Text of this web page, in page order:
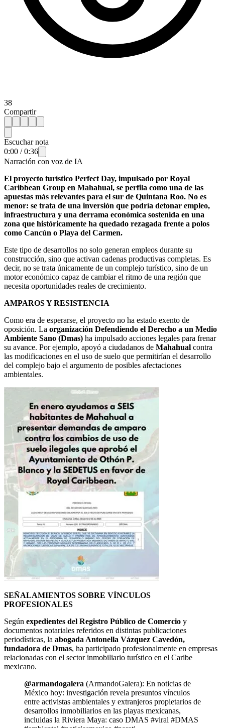
38
Compartir
Escuchar nota
0:00 /0:36
Narración con voz de IA
El proyecto turístico Perfect Day, impulsado por Royal
Caribbean Group en Mahahual, se perfila como una de las
apuestas más relevantes para el sur de Quintana Roo. No es
menor: se trata de una inversión que podría detonar empleo,
infraestructura y una derrama económica sostenida en una
zona que históricamente ha quedado rezagada frente a polos
como Cancún o Playa del Carmen.
Este tipo de desarrollos no solo generan empleos durante su
construcción, sino que activan cadenas productivas completas. Es
decir, no se trata únicamente de un complejo turístico, sino de un
motor económico capaz de cambiar el ritmo de una región que
necesita oportunidades reales de crecimiento.
AMPAROS Y RESISTENCIA
Como era de esperarse, el proyecto no ha estado exento de
oposición. La organización Defendiendo el Derecho a un Medio
Ambiente Sano (Dmas) ha impulsado acciones legales para frenar
su avance. Por ejemplo, apoyó a ciudadanos de Mahahual contra
las modificaciones en el uso de suelo que permitirían el desarrollo
del complejo bajo el argumento de posibles afectaciones
ambientales.
SEÑALAMIENTOS SOBRE VÍNCULOS
PROFESIONALES
Según expedientes del Registro Público de Comercio y
documentos notariales referidos en distintas publicaciones
periodísticas, la abogada Antonella Vázquez Cavedón,
fundadora de Dmas, ha participado profesionalmente en empresas
relacionadas con el sector inmobiliario turístico en el Caribe
mexicano.
@armandogalera (ArmandoGalera): En noticias de
México hoy: investigación revela presuntos vínculos
entre activistas ambientales y extranjeros propietarios de
desarrollos inmobiliarios en las playas mexicanas,
incluidas la Riviera Maya: caso DMAS #viral #DMAS